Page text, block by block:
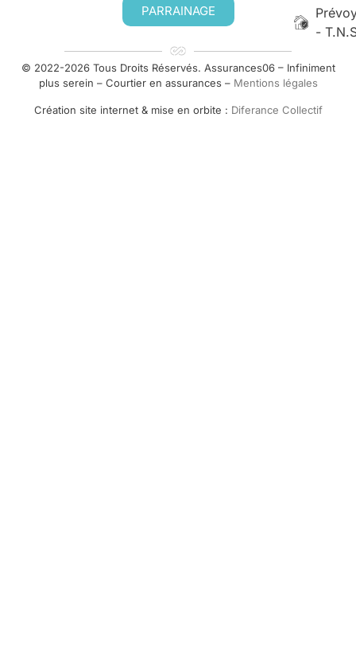
PARRAINAGE
-
© 2022-2026 Tous Droits Réservés. Assurances06 – Infiniment
plus serein – Courtier en assurances – Mentions légales
Création site internet & mise en orbite : Diferance Collectif